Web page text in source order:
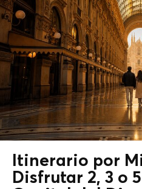
Itinerario por
Disfrutar 2, 3 o